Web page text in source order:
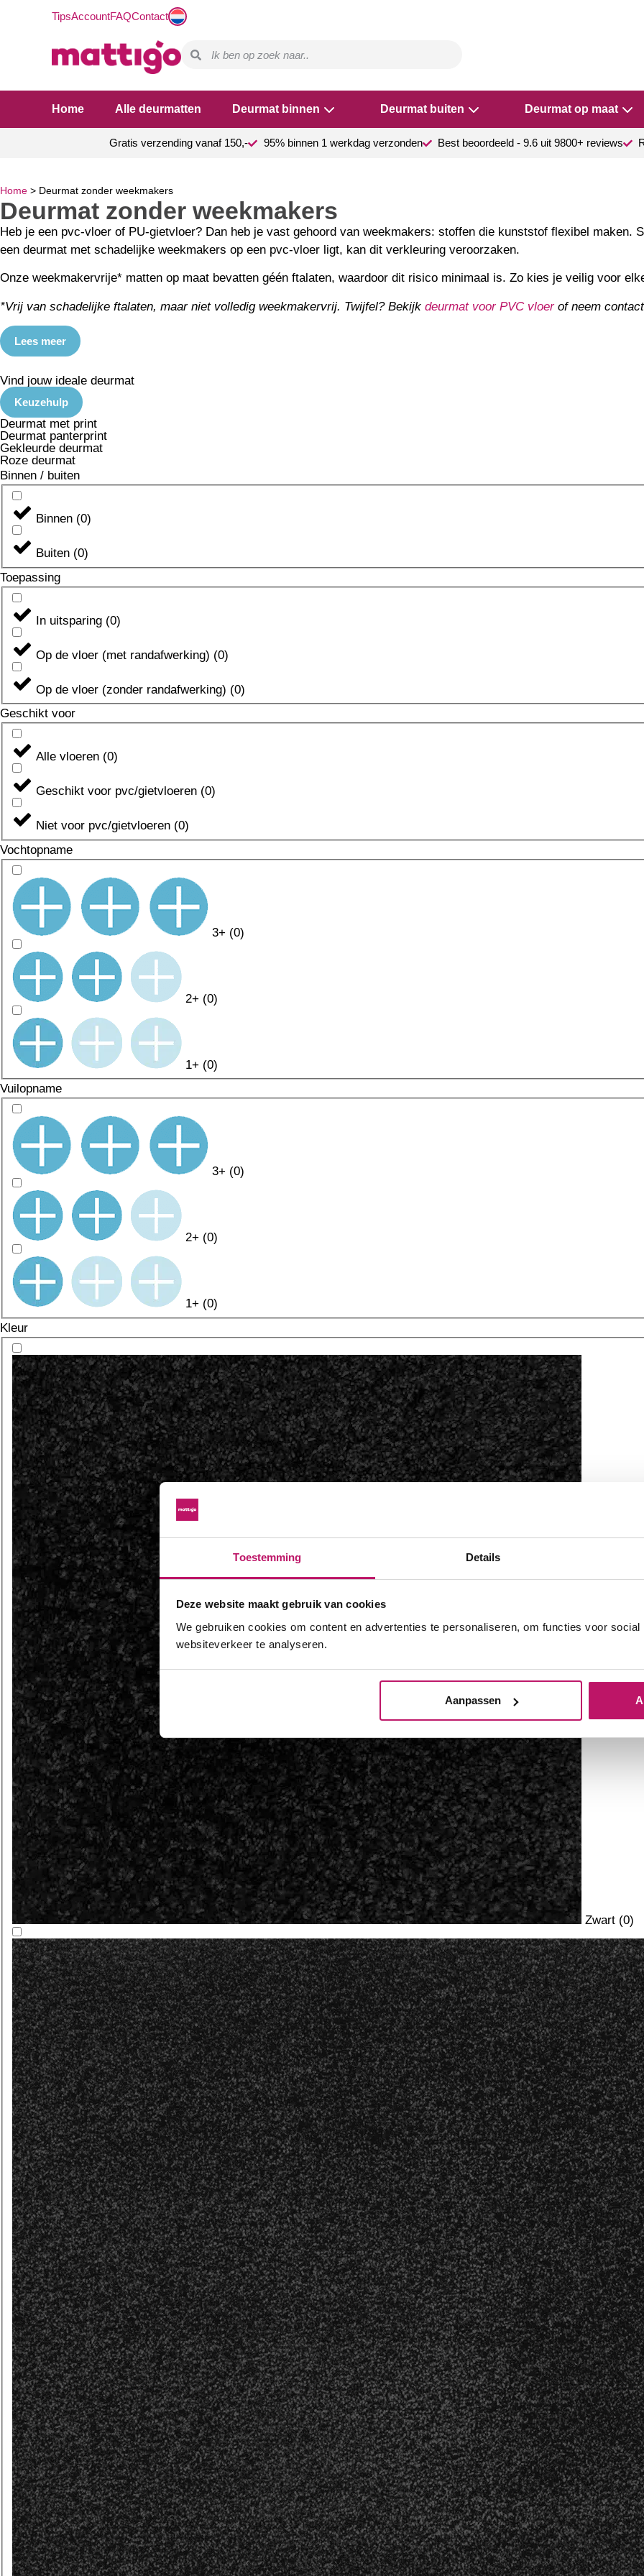
Toestemming Details
Deze website maakt gebruik van cookies
We gebruiken cookies om content en advertenties te personaliseren, om functies voor
websiteverkeer te analyseren.
Aanpassen
TipsAccountFAQContact
Home Alle deurmatten Deurmat binnen Deurmat buiten Deurmat op maat
Gratis verzending vanaf 150,- 95% binnen 1 werkdag verzonden Best beoordeeld - 9.6 uit 9800+ reviews
Home > Deurmat zonder weekmakers
Deurmat zonder weekmakers
Heb je een pvc-vloer of PU-gietvloer? Dan heb je vast gehoord van weekmakers: stoffen die kunststof flexibel maken.
een deurmat met schadelijke weekmakers op een pvc-vloer ligt, kan dit verkleuring veroorzaken.
Onze weekmakervrije* matten op maat bevatten géén ftalaten, waardoor dit risico minimaal is. Zo kies je veilig voor
*Vrij van schadelijke ftalaten, maar niet volledig weekmakervrij. Twijfel? Bekijk deurmat voor PVC vloerof neem
Lees meer
Vind jouw ideale deurmat
Keuzehulp
Deurmat met print
Deurmat panterprint
Gekleurde deurmat
Roze deurmat
Binnen / buiten
Binnen (0)
Buiten (0)
Toepassing
In uitsparing (0)
Op de vloer (met randafwerking) (0)
Op de vloer (zonder randafwerking) (0)
Geschikt voor
Alle vloeren (0)
Geschikt voor pvc/gietvloeren (0)
Niet voor pvc/gietvloeren (0)
Vochtopname
3+ (0)
2+ (0)
1+ (0)
Vuilopname
3+ (0)
2+ (0)
1+ (0)
Kleur
Zwart (0)